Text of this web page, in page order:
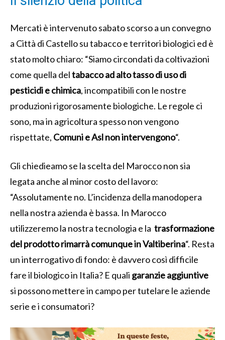
Mercati è intervenuto sabato scorso a un convegno
a Città di Castello su tabacco e territori biologici ed è
stato molto chiaro: “Siamo circondati da coltivazioni
come quella deltabacco ad alto tasso di uso di
pesticidi e chimica, incompatibili con le nostre
produzioni rigorosamente biologiche. Le regole ci
sono, ma in agricoltura spesso non vengono
rispettate, Comuni e Asl non intervengono“.
Gli chiedieamo se la scelta del Marocco non sia
legata anche al minor costo del lavoro:
“Assolutamente no. L’incidenza della manodopera
nella nostra azienda è bassa. In Marocco
utilizzeremo la nostra tecnologia e la trasformazione
del prodotto rimarrà comunque in Valtiberina“. Resta
un interrogativo di fondo: è davvero così difficile
fare il biologico in Italia? E quali garanzie aggiuntive
si possono mettere in campo per tutelare le aziende
serie e i consumatori?